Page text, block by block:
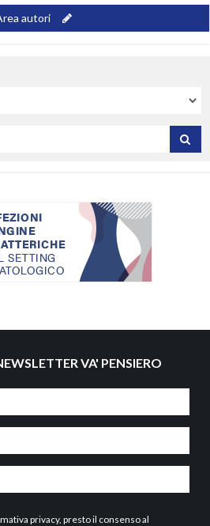
autori
VA' PENSIERO
privacy, presto il consenso al